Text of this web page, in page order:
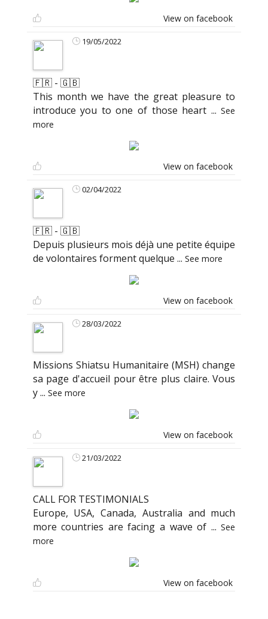
View on facebook
19/05/2022
🇫🇷 - 🇬🇧
This month we have the great pleasure to
introduce you to one of those heart ...See
more
View on facebook
02/04/2022
🇫🇷 - 🇬🇧
Depuis plusieurs mois déjà une petite équipe
de volontaires forment quelque ... See more
View on facebook
28/03/2022
Missions Shiatsu Humanitaire (MSH) change
sa page d'accueil pour être plus claire. Vous
y... See more
View on facebook
21/03/2022
CALL FOR TESTIMONIALS
Europe, USA, Canada, Australia and much
more countries are facing a wave of ...See
more
View on facebook